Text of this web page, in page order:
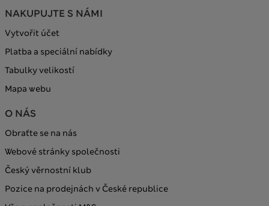
NAKUPUJTE S NÁMI
Vytvořit účet
Platba a speciální nabídky
Tabulky velikostí
Mapa webu
O NÁS
Obraťte se na nás
Webové stránky společnosti
Český věrnostní klub
Pozice na prodejnách v České republice